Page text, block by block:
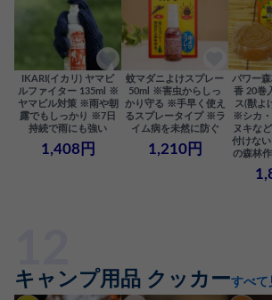
IKARI(イカリ) ヤマビ
ルファイター 135ml ※
ヤマビル対策 ※雨や朝
露でもしっかり ※7日
持続で雨にも強い
1,408円
蚊マダニよけスプレー
50ml ※害虫からしっ
かり守る ※手早く使え
るスプレータイプ ※ラ
イム病を未然に防ぐ
1,210円
パワー
香 20巻
ス(獣よ
※シカ・
ヌキな
付けな
の森林
キャンプ用品 クッカーすべて